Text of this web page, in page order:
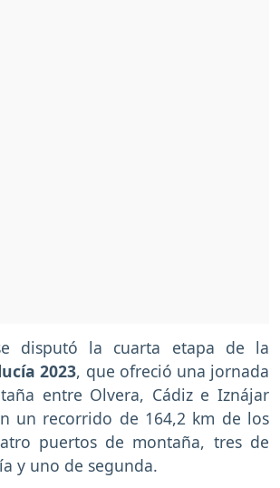
disputó la cuarta etapa de la
2023, que ofreció una jornada
entre Olvera, Cádiz e Iznájar
un recorrido de 164,2 km de los
puertos de montaña, tres de
y uno de segunda.